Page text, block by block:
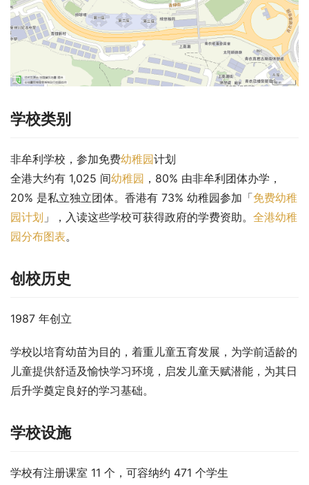
学校类别
非牟利学校，参加免费幼稚园计划
全港大约有 1,025 间幼稚园 ，80% 由非牟利团体办学，
20% 是私立独立团体。香港有 73% 幼稚园参加「免费幼稚
园计划 」，入读这些学校可获得政府的学费资助。 全港幼稚
园分布图表。
创校历史
1987 年创立
学校以培育幼苗为目的，着重儿童五育发展，为学前适龄的
儿童提供舒适及愉快学习环境，启发儿童天赋潜能，为其日
后升学奠定良好的学习基础。
学校设施
学校有注册课室 11 个，可容纳约 471 个学生